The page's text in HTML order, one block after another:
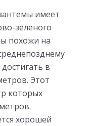
имеет
зеленого
похожи на
в
Этот
которых
хорошей